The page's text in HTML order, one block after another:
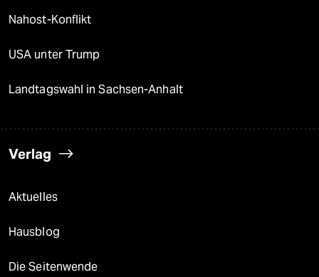
Nahost-Konflikt
USA unter Trump
Landtagswahl in Sachsen-Anhalt
Verlag
Aktuelles
Hausblog
Die Seitenwende